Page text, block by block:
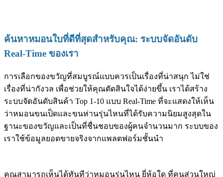
ค้นหาหมอนใบที่ดีที่สุดสำหรับคุณ: ระบบจัดอันดับ
Real-Time ของเรา
การเลือกของขวัญที่สมบูรณ์แบบควรเป็นเรื่องที่น่าสนุก ไม่ใช่
เรื่องที่น่ากังวล เพื่อช่วยให้คุณตัดสินใจได้ง่ายขึ้น เราได้สร้าง
ระบบจัดอันดับสินค้า Top 1-10 แบบ Real-Time ที่จะแสดงให้เห็น
ว่าหมอนขนเป็ดและขนห่านรุ่นไหนที่ได้รับความนิยมสูงสุดใน
ฐานะของขวัญและเป็นที่ชื่นชอบของผู้คนจำนวนมาก ระบบของ
เราใช้ข้อมูลยอดขายจริงจากแพลตฟอร์มชั้นนำ
คุณสามารถเห็นได้ทันทีว่าหมอนรุ่นไหน ยี่ห้อใด ที่คนส่วนใหญ่